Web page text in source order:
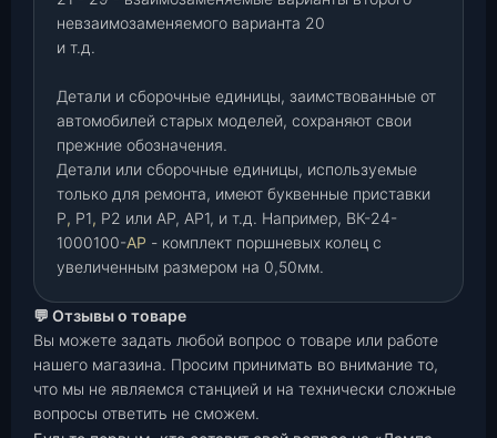
невзаимозаменяемого варианта 20
и т.д.
Детали и сборочные единицы, заимствованные от
автомобилей старых моделей, сохраняют свои
прежние обозначения.
Детали или сборочные единицы, используемые
только для ремонта, имеют буквенные приставки
Р, Р1, Р2 или АР, АР1, и т.д. Например, ВК-24-
1000100-АР - комплект поршневых колец с
увеличенным размером на 0,50мм.
💬 Отзывы о товаре
Вы можете задать любой вопрос о товаре или работе
нашего магазина. Просим принимать во внимание то,
что мы не являемся станцией и на технически сложные
вопросы ответить не сможем.